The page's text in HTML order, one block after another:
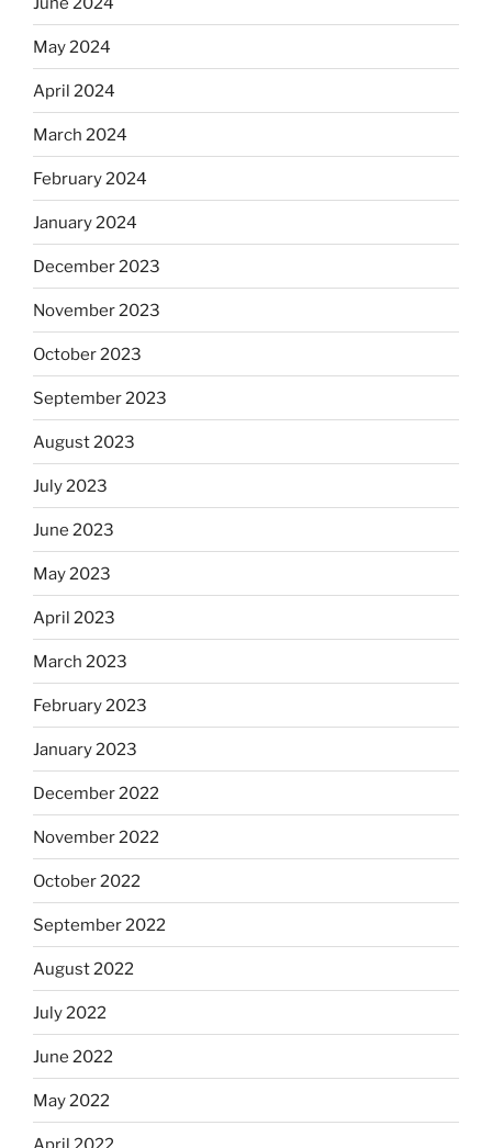
May 2024
April 2024
March 2024
February 2024
January 2024
December 2023
November 2023
October 2023
September 2023
August 2023
July 2023
June 2023
May 2023
April 2023
March 2023
February 2023
January 2023
December 2022
November 2022
October 2022
September 2022
August 2022
July 2022
June 2022
May 2022